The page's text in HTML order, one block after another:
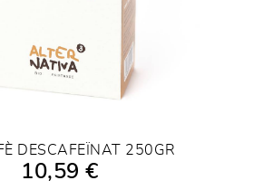
A LA COMPRA
DESCAFEÏNAT 250GR
10,59 €